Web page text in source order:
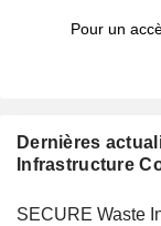
Pour un
Dernières
Infrastructure
SECURE Waste